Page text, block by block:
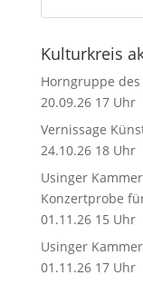
Kulturkreis
Horngruppe
20.09.26 17 Uhr
Vernissage
24.10.26 18 Uhr
Usinger
Konzertprobe
01.11.26 15 Uhr
Usinger
01.11.26 17 Uhr